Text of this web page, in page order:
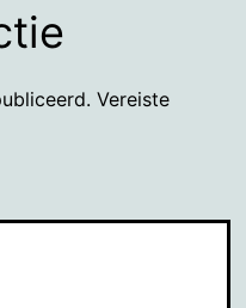
Vereiste